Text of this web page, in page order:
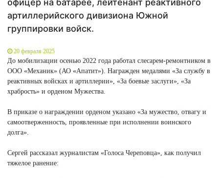
артиллерийского дивизиона Южной
группировки войск.
20 февраля 2025
До мобилизации осенью 2022 года работал слесарем-ремонтником в
ООО «Механик» (АО «Апатит»). Награжден медалями «За службу в
реактивных войсках и артиллерии», «За боевые заслуги», «За
храбрость» и орденом Мужества.
В приказе о награждении орденом указано «За мужество, отвагу и
самоотверженность, проявленные при исполнении воинского
долга».
Сергей рассказал журналистам «Голоса Череповца», как получил
тяжелое ранение: